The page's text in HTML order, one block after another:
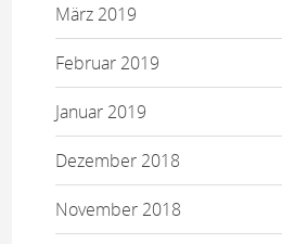
März 2019
Februar 2019
Januar 2019
Dezember 2018
November 2018